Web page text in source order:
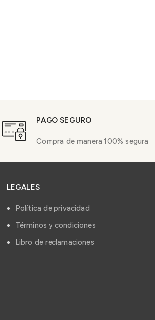
PAGO SEGURO
Compra de manera 100% segura
LEGALES
Política de privacidad
Términos y condiciones
Libro de reclamaciones